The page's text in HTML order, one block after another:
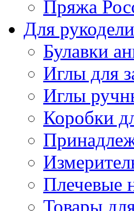
Пряжа
Для
Булавки
Иглы для
Иглы
Коробки
Плечевые
Товары